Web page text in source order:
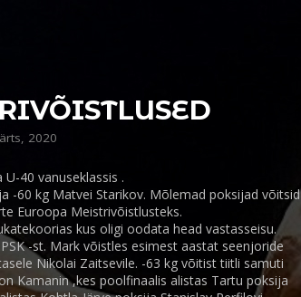
2020
40 vanuseklassis .
-60 kg Matvei Starikov. Mõlemad poksijad võitsid
Euroopa Meistrivõistlusteks.
kus oligi oodata head vastasseisu.
-st. Mark võistles esimest aastat seenjoride
Nikolai Zaitsevile. -63 kg võitist tiitli samuti
Kamanin ,kes poolfinaalis alistas Tartu poksija